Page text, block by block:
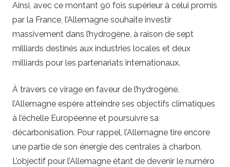
Ainsi, avec ce montant 90 fois supérieur à celui promis
par la France, l’Allemagne souhaite investir
massivement dans l’hydrogène, à raison de sept
milliards destinés aux industries locales et deux
milliards pour les partenariats internationaux.
À travers ce virage en faveur de l’hydrogène,
l’Allemagne espère atteindre ses objectifs climatiques
à l’échelle Européenne et poursuivre sa
décarbonisation. Pour rappel, l’Allemagne tire encore
une partie de son énergie des centrales à charbon.
L’objectif pour l’Allemagne étant de devenir le numéro